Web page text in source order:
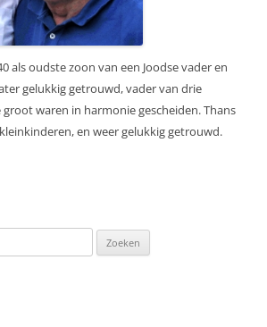
als oudste zoon van een Joodse vader en
gelukkig getrouwd, vader van drie
waren in harmonie gescheiden. Thans
en weer gelukkig getrouwd.